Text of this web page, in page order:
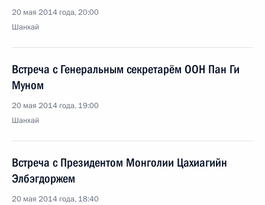
20 мая 2014 года, 20:00
Шанхай
Встреча с Генеральным секретарём ООН Пан Ги
Муном
20 мая 2014 года, 19:00
Шанхай
Встреча с Президентом Монголии Цахиагийн
Элбэгдоржем
20 мая 2014 года, 18:40